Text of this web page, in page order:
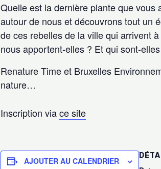
Quelle est la dernière plante que
autour de nous et découvrons tout un
de ces rebelles de la ville qui arrivent
nous apportent-elles ? Et qui sont-
Renature Time et Bruxelles
nature…
Inscription viace site
AJOUTER AU CALENDRIER